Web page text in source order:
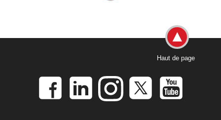
Haut de page